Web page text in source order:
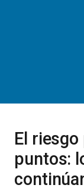
El
puntos: